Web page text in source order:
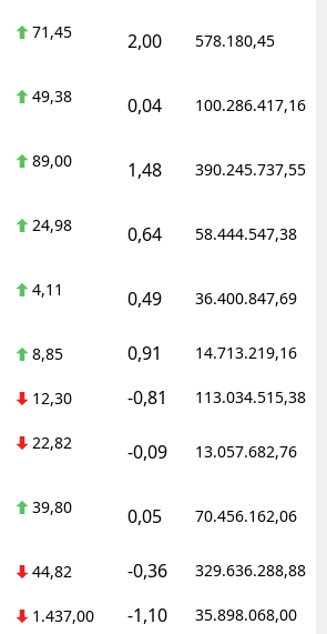
71,45 2,00 578.180,45
49,38 0,04 100.286.417,16
89,00 1,48 390.245.737,55
24,98 0,64 58.444.547,38
4,11 0,49 36.400.847,69
8,85 0,91 14.713.219,16
12,30 -0,81 113.034.515,38
22,82 -0,09 13.057.682,76
39,80 0,05 70.456.162,06
44,82 -0,36 329.636.288,88
1.437,00 -1,10 35.898.068,00